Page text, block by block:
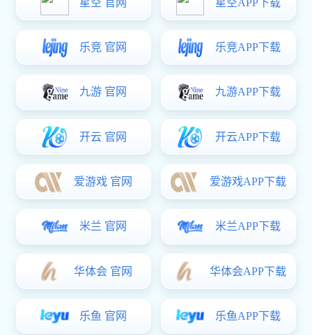
门徒娱乐:新能源车高压连接、液冷零件
门徒娱乐:工业通讯连接器零部件
航空航天精密零部件 人工智能精密组件
医疗器械、机械传动零部件